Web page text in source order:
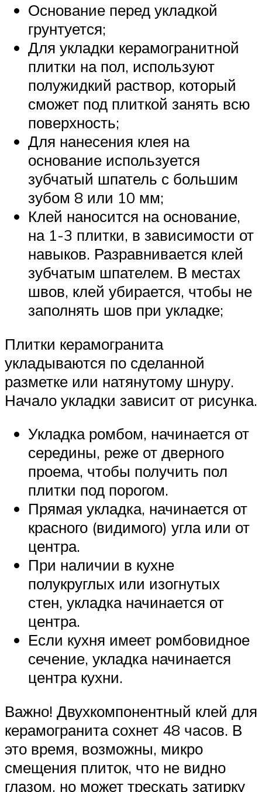
Основание перед укладкой
грунтуется;
Для укладки керамогранитной
плитки на пол, используют
полужидкий раствор, который
сможет под плиткой занять всю
поверхность;
Для нанесения клея на
основание используется
зубчатый шпатель с большим
зубом 8 или 10 мм;
Клей наносится на основание,
на 1-3 плитки, в зависимости от
навыков. Разравнивается клей
зубчатым шпателем. В местах
швов, клей убирается, чтобы не
заполнять шов при укладке;
Плитки керамогранита
укладываются по сделанной
разметке или натянутому шнуру.
Начало укладки зависит от рисунка.
Укладка ромбом, начинается от
середины, реже от дверного
проема, чтобы получить пол
плитки под порогом.
Прямая укладка, начинается от
красного (видимого) угла или от
центра.
При наличии в кухне
полукруглых или изогнутых
стен, укладка начинается от
центра.
Если кухня имеет ромбовидное
сечение, укладка начинается
центра кухни.
Важно! Двухкомпонентный клей для
керамогранита сохнет 48 часов. В
это время, возможны, микро
смещения плиток, что не видно
глазом, но может трескать затирку